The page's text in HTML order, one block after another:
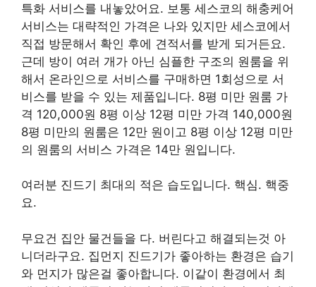
특화 서비스를 내놓았어요. 보통 세스코의 해충케어
서비스는 대략적인 가격은 나와 있지만 세스코에서
직접 방문해서 확인 후에 견적서를 받게 되거든요.
근데 방이 여러 개가 아닌 심플한 구조의 원룸을 위
해서 온라인으로 서비스를 구매하면 1회성으로 서
비스를 받을 수 있는 제품입니다. 8평 미만 원룸 가
격 120,000원 8평 이상 12평 미만 가격 140,000원
8평 미만의 원룸은 12만 원이고 8평 이상 12평 미만
의 원룸의 서비스 가격은 14만 원입니다.
여러분 진드기 최대의 적은 습도입니다. 핵심. 핵중
요.
무요건 집안 물건들을 다. 버린다고 해결되는것 아
니더라구요. 집먼지 진드기가 좋아하는 환경은 습기
와 먼지가 많은걸 좋아합니다. 이같이 환경에서 최